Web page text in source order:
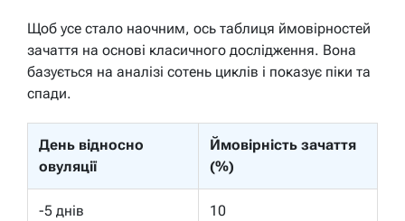
Щоб усе стало наочним, ось таблиця ймовірностей
зачаття на основі класичного дослідження. Вона
базується на аналізі сотень циклів і показує піки та
спади.
День відносно
овуляції
Ймовірність зачаття
(%)
-5 днів 10